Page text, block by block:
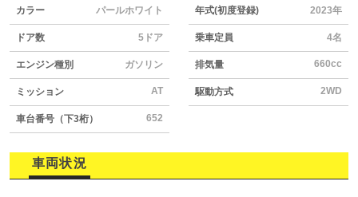
カラー パールホワイト 年式(初度登録) 2023年
ドア数 5ドア 乗車定員 4名
エンジン種別 ガソリン 排気量 660cc
ミッション AT 駆動方式 2WD
車台番号（下3桁） 652
車両状況